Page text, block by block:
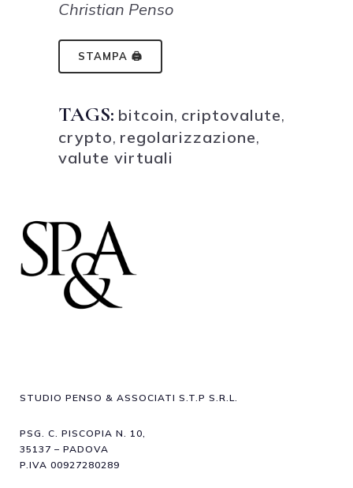
Christian Penso
STAMPA 🖨
TAGS: bitcoin, criptovalute,
crypto, regolarizzazione,
valute virtuali
STUDIO PENSO & ASSOCIATI S.T.P S.R.L.
PSG. C. PISCOPIA N. 10,
35137 – PADOVA
P.IVA 00927280289